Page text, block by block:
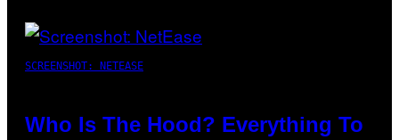
SCREENSHOT: NETEASE
Who Is The Hood? Everything To